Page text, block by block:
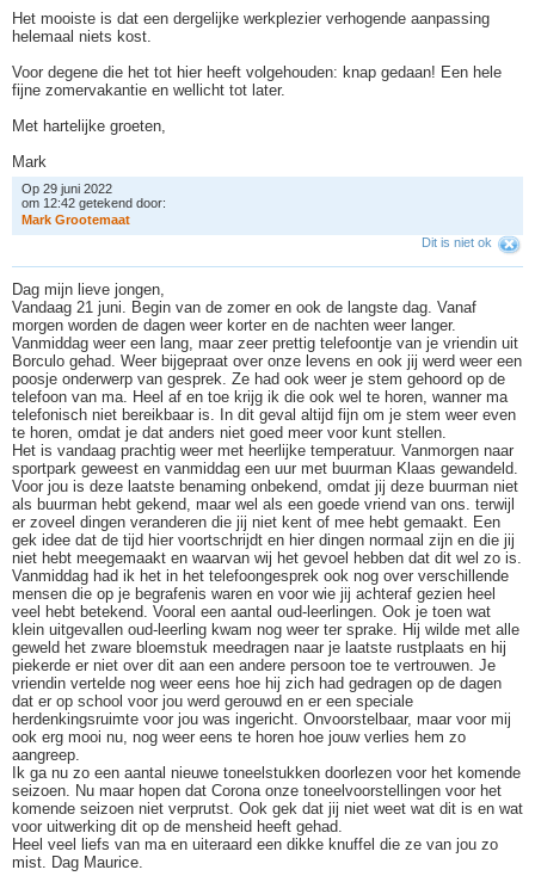
Het mooiste is dat een dergelijke werkplezier verhogende aanpassing
helemaal niets kost.
Voor degene die het tot hier heeft volgehouden: knap gedaan! Een hele
fijne zomervakantie en wellicht tot later.
Met hartelijke groeten,
Mark
Op 29 juni 2022
om 12:42 getekend door:
Mark Grootemaat
Dit is niet ok
Dag mijn lieve jongen,
Vandaag 21 juni. Begin van de zomer en ook de langste dag. Vanaf
morgen worden de dagen weer korter en de nachten weer langer.
Vanmiddag weer een lang, maar zeer prettig telefoontje van je vriendin uit
Borculo gehad. Weer bijgepraat over onze levens en ook jij werd weer een
poosje onderwerp van gesprek. Ze had ook weer je stem gehoord op de
telefoon van ma. Heel af en toe krijg ik die ook wel te horen, wanner ma
telefonisch niet bereikbaar is. In dit geval altijd fijn om je stem weer even
te horen, omdat je dat anders niet goed meer voor kunt stellen.
Het is vandaag prachtig weer met heerlijke temperatuur. Vanmorgen naar
sportpark geweest en vanmiddag een uur met buurman Klaas gewandeld.
Voor jou is deze laatste benaming onbekend, omdat jij deze buurman niet
als buurman hebt gekend, maar wel als een goede vriend van ons. terwijl
er zoveel dingen veranderen die jij niet kent of mee hebt gemaakt. Een
gek idee dat de tijd hier voortschrijdt en hier dingen normaal zijn en die jij
niet hebt meegemaakt en waarvan wij het gevoel hebben dat dit wel zo is.
Vanmiddag had ik het in het telefoongesprek ook nog over verschillende
mensen die op je begrafenis waren en voor wie jij achteraf gezien heel
veel hebt betekend. Vooral een aantal oud-leerlingen. Ook je toen wat
klein uitgevallen oud-leerling kwam nog weer ter sprake. Hij wilde met alle
geweld het zware bloemstuk meedragen naar je laatste rustplaats en hij
piekerde er niet over dit aan een andere persoon toe te vertrouwen. Je
vriendin vertelde nog weer eens hoe hij zich had gedragen op de dagen
dat er op school voor jou werd gerouwd en er een speciale
herdenkingsruimte voor jou was ingericht. Onvoorstelbaar, maar voor mij
ook erg mooi nu, nog weer eens te horen hoe jouw verlies hem zo
aangreep.
Ik ga nu zo een aantal nieuwe toneelstukken doorlezen voor het komende
seizoen. Nu maar hopen dat Corona onze toneelvoorstellingen voor het
komende seizoen niet verprutst. Ook gek dat jij niet weet wat dit is en wat
voor uitwerking dit op de mensheid heeft gehad.
Heel veel liefs van ma en uiteraard een dikke knuffel die ze van jou zo
mist. Dag Maurice.